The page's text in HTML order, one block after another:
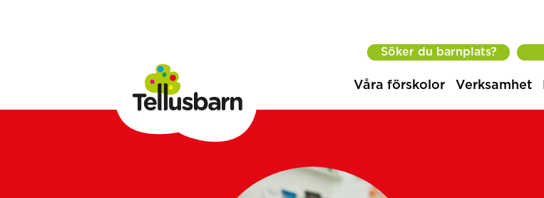
Söker du barnplats?
Våra förskolor Verksamhet